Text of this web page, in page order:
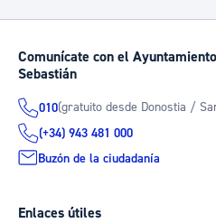
Comunícate con el
Sebastián
010(gratuito desde Donostia /
(+34) 943 481 000
Buzón de la ciudadanía
Enlaces útiles